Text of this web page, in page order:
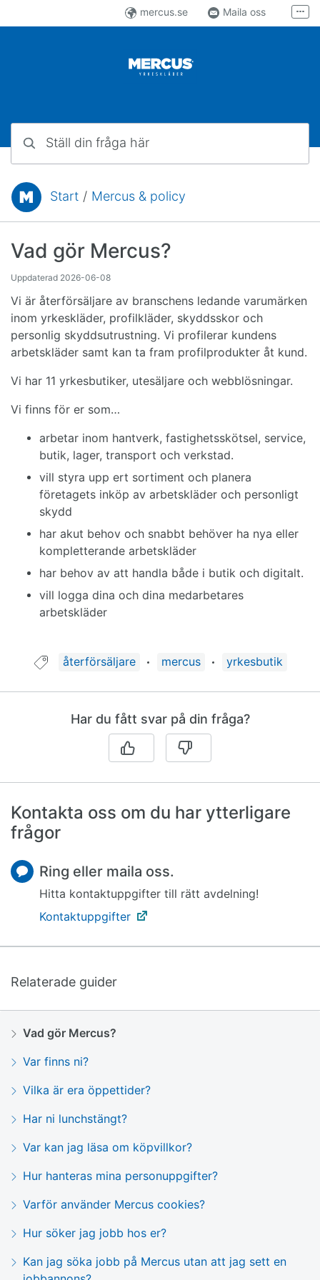
mercus.se
Maila oss
Fler
Du är här:Start / Mercus & policy
Vad gör Mercus?
Uppdaterad 2026-06-08
Vi är återförsäljare av branschens ledande varumärken
inom yrkeskläder, profilkläder, skyddsskor och
personlig skyddsutrustning. Vi profilerar kundens
arbetskläder samt kan ta fram profilprodukter åt kund.
Vi har 11 yrkesbutiker, utesäljare och webblösningar.
Vi finns för er som…
arbetar inom hantverk, fastighetsskötsel, service,
butik, lager, transport och verkstad.
vill styra upp ert sortiment och planera
företagets inköp av arbetskläder och personligt
skydd
har akut behov och snabbt behöver ha nya eller
kompletterande arbetskläder
har behov av att handla både i butik och digitalt.
vill logga dina och dina medarbetares
arbetskläder
Guide taggad med:
återförsäljare mercus yrkesbutik
Har du fått svar på din fråga?
Kontakta oss om du har ytterligare
frågor
Ring eller maila oss.
Hitta kontaktuppgifter till rätt avdelning!
Kontaktuppgifter
Relaterade guider
Vad gör Mercus?
Var finns ni?
Vilka är era öppettider?
Har ni lunchstängt?
Var kan jag läsa om köpvillkor?
Hur hanteras mina personuppgifter?
Varför använder Mercus cookies?
Hur söker jag jobb hos er?
Kan jag söka jobb på Mercus utan att jag sett en